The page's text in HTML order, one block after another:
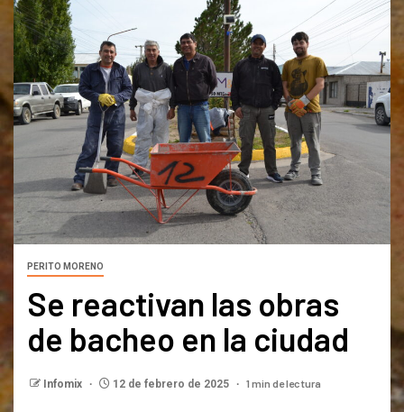
PERITO MORENO
Se reactivan las obras
de bacheo en la ciudad
Infomix 12 de febrero de 2025 1 min de lectura